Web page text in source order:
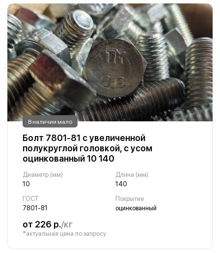
В наличии мало
Болт 7801-81 с увеличенной
полукруглой головкой, с усом
оцинкованный 10 140
Диаметр (мм)
10
Длина (мм)
140
ГОСТ
7801-81
Покрытие
оцинкованный
от 226 р./кг
*актуальная цена по запросу